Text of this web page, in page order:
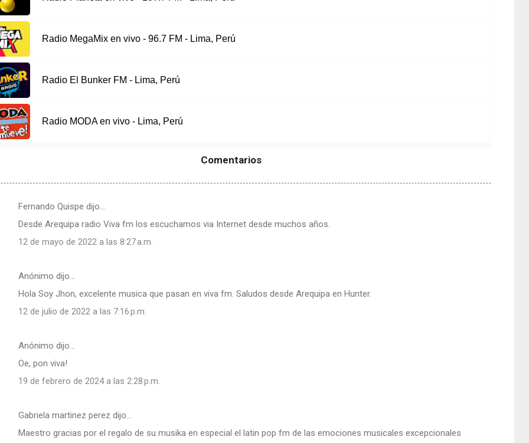
Radio MegaMix en vivo - 96.7 FM - Lima, Perú
Radio El Bunker FM - Lima, Perú
Radio MODA en vivo - Lima, Perú
Comentarios
Fernando Quispe dijo…
Desde Arequipa radio Viva fm los escuchamos via Internet desde muchos años.
12 de mayo de 2022 a las 8:27 a.m.
Anónimo dijo…
Hola Soy Jhon, excelente musica que pasan en viva fm. Saludos desde Arequipa en Hunter.
12 de julio de 2022 a las 7:16 p.m.
Anónimo dijo…
Oe, pon viva!
19 de febrero de 2024 a las 2:28 p.m.
Gabriela martinez perez dijo…
Maestro gracias por el regalo de su musika en especial el latin pop fm de las emociones musicales excepcionales